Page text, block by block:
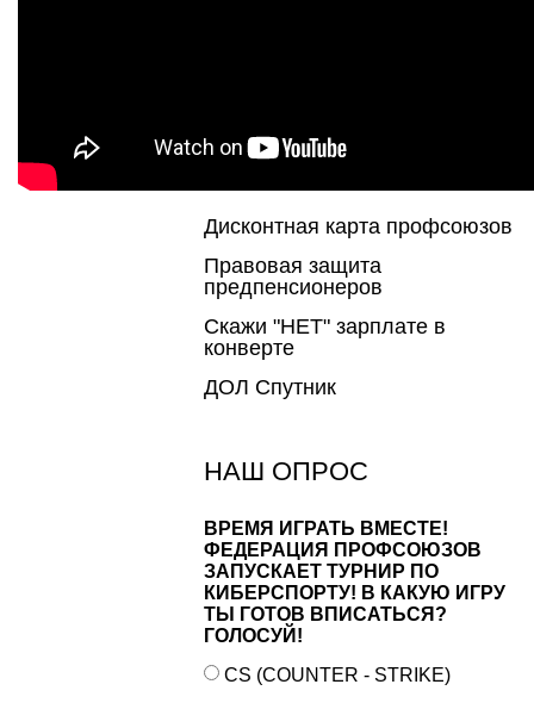
Дисконтная карта профсоюзов
Правовая защита
предпенсионеров
Скажи "НЕТ" зарплате в
конверте
ДОЛ Спутник
НАШ ОПРОС
ВРЕМЯ ИГРАТЬ ВМЕСТЕ!
ФЕДЕРАЦИЯ ПРОФСОЮЗОВ
ЗАПУСКАЕТ ТУРНИР ПО
КИБЕРСПОРТУ! В КАКУЮ ИГРУ
ТЫ ГОТОВ ВПИСАТЬСЯ?
ГОЛОСУЙ!
CS (COUNTER - STRIKE)